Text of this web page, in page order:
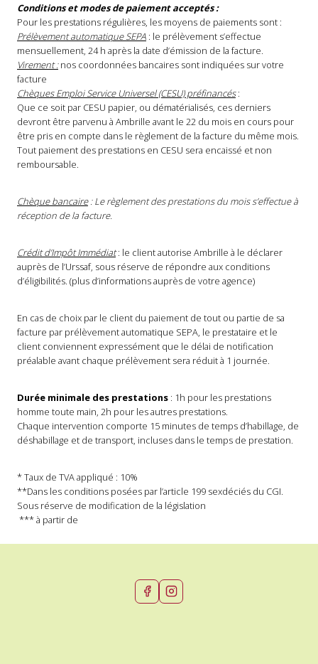
Conditions et modes de paiement acceptés :
Pour les prestations régulières, les moyens de paiements sont :
Prélèvement automatique SEPA : le prélèvement s’effectue
mensuellement, 24 h après la date d’émission de la facture.
Virement :nos coordonnées bancaires sont indiquées sur votre
facture
Chèques Emploi Service Universel (CESU) préfinancés:
Que ce soit par CESU papier, ou dématérialisés, ces derniers
devront être parvenu à Ambrille avant le 22 du mois en cours pour
être pris en compte dans le règlement de la facture du même mois.
Tout paiement des prestations en CESU sera encaissé et non
remboursable.
Chèque bancaire: Le règlement des prestations du mois s’effectue à
réception de la facture.
Crédit d’Impôt Immédiat: le client autorise Ambrille à le déclarer
auprès de l’Urssaf, sous réserve de répondre aux conditions
d’éligibilités. (plus d’informations auprès de votre agence)
En cas de choix par le client du paiement de tout ou partie de sa
facture par prélèvement automatique SEPA, le prestataire et le
client conviennent expressément que le délai de notification
préalable avant chaque prélèvement sera réduit à 1 journée.
Durée minimale des prestations : 1h pour les prestations
homme toute main, 2h pour les autres prestations.
Chaque intervention comporte 15 minutes de temps d’habillage, de
déshabillage et de transport, incluses dans le temps de prestation.
* Taux de TVA appliqué : 10%
**Dans les conditions posées par l’article 199 sexdéciés du CGI.
Sous réserve de modification de la législation
*** à partir de